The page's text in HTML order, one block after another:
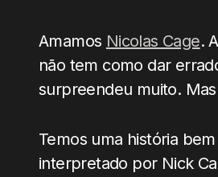
Amamos Nicolas Cage.
não tem como dar
surpreendeu muito.
Temos uma história
interpretado por Nick